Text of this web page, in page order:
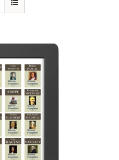
/ DÉTAILS